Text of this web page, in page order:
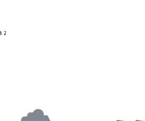
výrobků podle zákona o